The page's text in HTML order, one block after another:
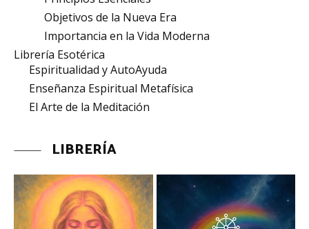
Objetivos de la Nueva Era
Importancia en la Vida Moderna
Librería Esotérica
Espiritualidad y AutoAyuda
Enseñanza Espiritual Metafísica
El Arte de la Meditación
LIBRERÍA